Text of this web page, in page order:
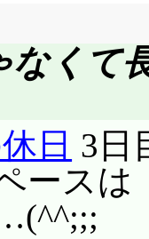
回比: -
ートも
クす
ゴい
くて
日 3日
ース